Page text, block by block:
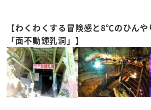
【わくわくする冒険感と8℃のひん
「面不動鍾乳洞」】